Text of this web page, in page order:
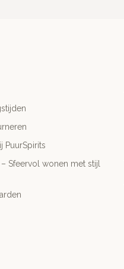
PuurSpirits
Sfeervol wonen met stijl